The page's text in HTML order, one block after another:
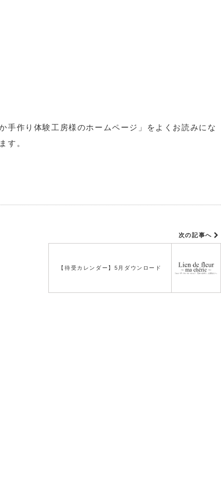
作り体験工房様のホームページ」をよくお読みにな
す。
次の記事へ
【待受カレンダー】5月ダウンロード